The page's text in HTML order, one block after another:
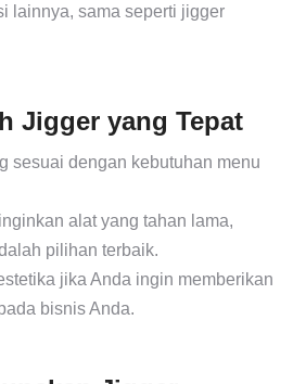
lainnya, sama seperti jigger
Jigger yang Tepat
sesuai dengan kebutuhan menu
alat yang tahan lama,
pilihan terbaik.
jika Anda ingin memberikan
bisnis Anda.